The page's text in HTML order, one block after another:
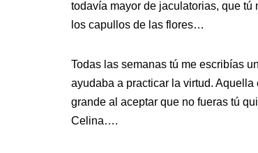
todavía mayor de jaculatorias, que tú
los capullos de las flores…
Todas las semanas tú me escribías
ayudaba a practicar la virtud.
grande al aceptar que no fueras tú
Celina….